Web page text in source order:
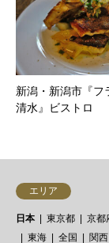
新潟・新潟市『フ
清水』ビストロ
エリア
日本 東京都 京都
東海
全国 関西